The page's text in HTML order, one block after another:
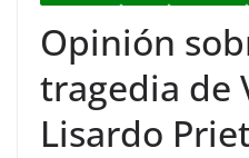
Opinión
tragedia de
Lisardo